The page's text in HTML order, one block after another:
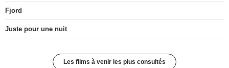
Fjord
Juste pour une nuit
Les films à venir les plus consultés